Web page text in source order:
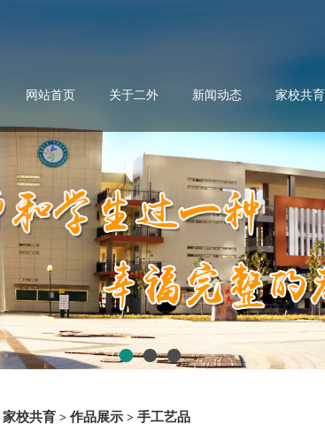
网站首页 关于二外 新闻动态 家校共育
家校共育 > 作品展示 > 手工艺品